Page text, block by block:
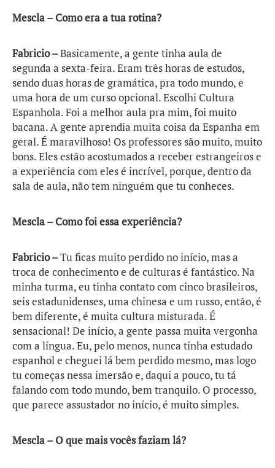
Mescla – Como era a tua rotina?
Fabricio –Basicamente, a gente tinha aula de
segunda a sexta-feira. Eram três horas de estudos,
sendo duas horas de gramática, pra todo mundo, e
uma hora de um curso opcional. Escolhi Cultura
Espanhola. Foi a melhor aula pra mim, foi muito
bacana. A gente aprendia muita coisa da Espanha em
geral. É maravilhoso! Os professores são muito, muito
bons. Eles estão acostumados a receber estrangeiros e
a experiência com eles é incrível, porque, dentro da
sala de aula, não tem ninguém que tu conheces.
Mescla – Como foi essa experiência?
Fabricio –Tu ficas muito perdido no início, mas a
troca de conhecimento e de culturas é fantástico. Na
minha turma, eu tinha contato com cinco brasileiros,
seis estadunidenses, uma chinesa e um russo, então, é
bem diferente, é muita cultura misturada. É
sensacional! De início, a gente passa muita vergonha
com a língua. Eu, pelo menos, nunca tinha estudado
espanhol e cheguei lá bem perdido mesmo, mas logo
tu começas nessa imersão e, daqui a pouco, tu tá
falando com todo mundo, bem tranquilo. O processo,
que parece assustador no início, é muito simples.
Mescla – O que mais vocês faziam lá?